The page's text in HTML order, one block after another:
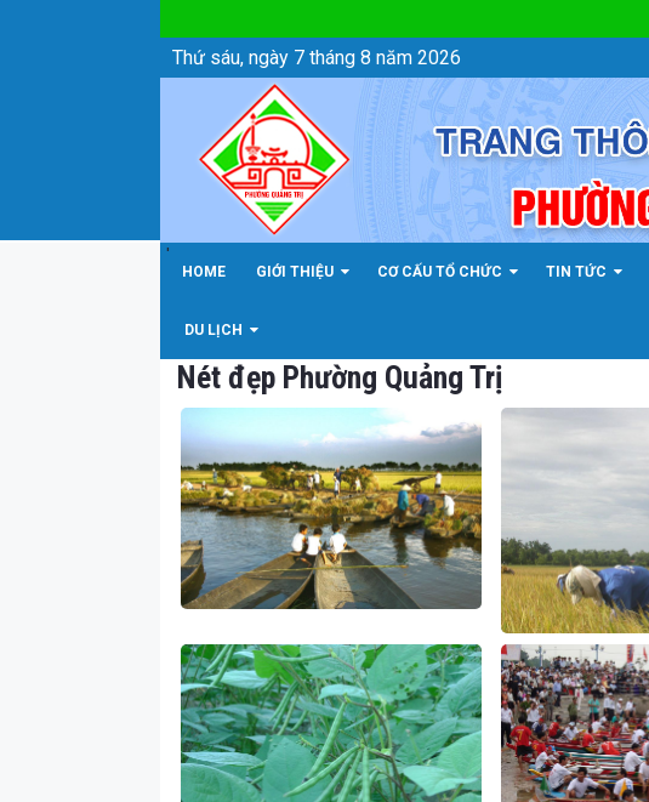
Thứ sáu, ngày 7 tháng 8 năm 2026
'
HOME GIỚI THIỆU CƠ CẤU TỔ CHỨC TIN TỨC
DU LỊCH
Nét đẹp Phường Quảng Trị